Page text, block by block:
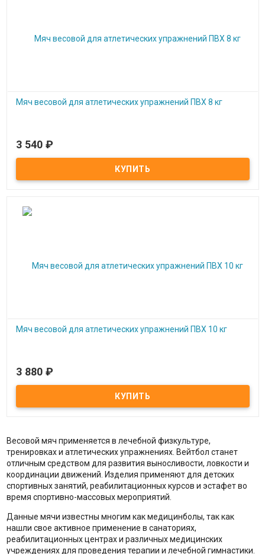
Мяч весовой для атлетических упражнений ПВХ 8 кг
Под заказ
Мяч весовой для атлетических упражнений ПВХ 8 кг
3 540 ₽
Мяч весовой для атлетических упражнений ПВХ 10 кг
Под заказ
Мяч весовой для атлетических упражнений ПВХ 10 кг
3 880 ₽
Весовой мяч применяется в лечебной физкультуре,
тренировках и атлетических упражнениях. Вейтбол станет
отличным средством для развития выносливости, ловкости и
координации движений. Изделия применяют для детских
спортивных занятий, реабилитационных курсов и эстафет во
время спортивно-массовых мероприятий.
Данные мячи известны многим как медицинболы, так как
нашли свое активное применение в санаториях,
реабилитационных центрах и различных медицинских
учреждениях для проведения терапии и лечебной гимнастики.